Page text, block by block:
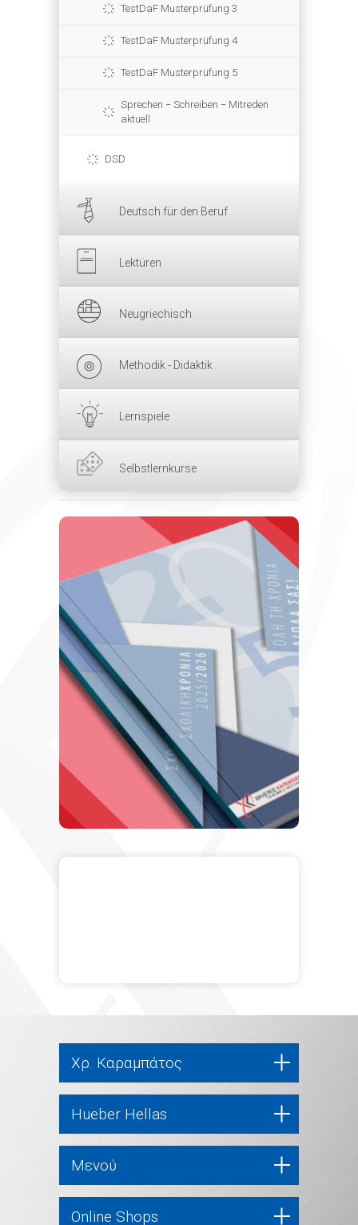
TestDaF Musterprüfung 3
TestDaF Musterprüfung 4
TestDaF Musterprüfung 5
Sprechen − Schreiben − Mitreden
aktuell
DSD
Deutsch für den Beruf
Lektüren
Neugriechisch
Methodik - Didaktik
Lernspiele
Selbstlernkurse
Χρ. Καραμπάτος
Hueber Hellas
Μενού
Online Shops